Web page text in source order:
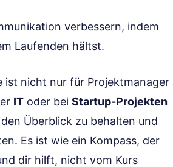
verbessern, indem
Laufenden hältst.
ist nicht nur für Projektmanager
IT oder bei Startup-Projekten
Überblick zu behalten und
Es ist wie ein Kompass, der
dir hilft, nicht vom Kurs